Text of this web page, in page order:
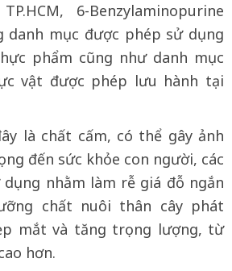
6-Benzylaminopurine
danh mục được phép sử dụng
phẩm cũng như danh mục
vật được phép lưu hành tại
là chất cấm, có thể gây ảnh
đến sức khỏe con người, các
nhằm làm rễ giá đỗ ngắn
chất nuôi thân cây phát
mắt và tăng trọng lượng, từ
hơn.